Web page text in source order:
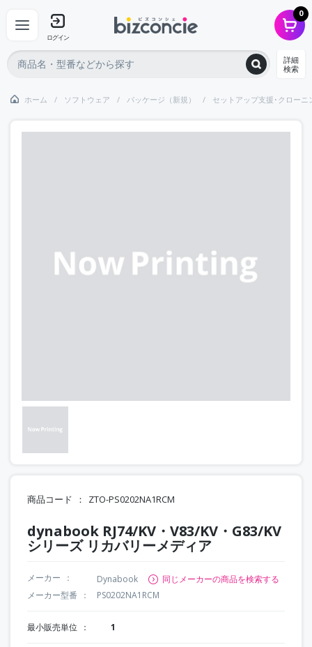
ログイン
0
詳細
検索
ホーム ソフトウェア パッケージ（新規） セットアップ支援･クローニ
商品コード ZTO-PS0202NA1RCM
dynabook RJ74/KV・V83/KV・G83/KV
シリーズ リカバリーメディア
メーカー Dynabook
同じメーカーの商品を検索する
メーカー型番
PS0202NA1RCM
最小販売単位 1